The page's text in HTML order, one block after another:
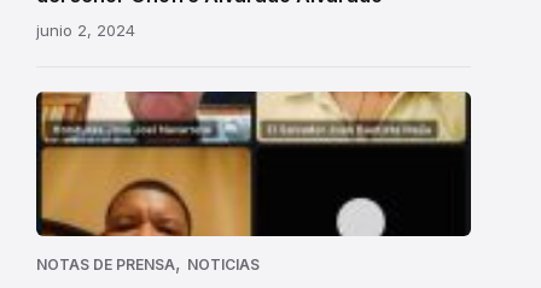
junio 2, 2024
CMTC
participa
Comité
Ejecutivo
NOTAS DE PRENSA, NOTICIAS